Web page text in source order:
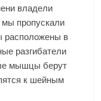
владели
мы пропускали
расположены в
разгибатели
мышцы берут
к шейным